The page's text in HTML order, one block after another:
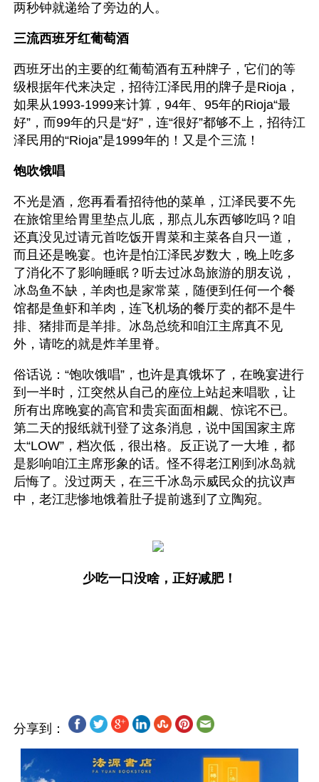
两秒钟就递给了旁边的人。
三流西班牙红葡萄酒
西班牙出的主要的红葡萄酒有五种牌子，它们的等
级根据年代来决定，招待江泽民用的牌子是Rioja，
如果从1993-1999来计算，94年、95年的Rioja“最
好”，而99年的只是“好”，连“很好”都够不上，招待江
泽民用的“Rioja”是1999年的！又是个三流！
饱吹饿唱
不光是酒，您再看看招待他的菜单，江泽民要不先
在旅馆里给胃里垫点儿底，那点儿东西够吃吗？咱
还真没见过请元首吃饭开胃菜和主菜各自只一道，
而且还是晚宴。也许是怕江泽民岁数大，晚上吃多
了消化不了影响睡眠？听去过冰岛旅游的朋友说，
冰岛鱼不缺，羊肉也是家常菜，随便到任何一个餐
馆都是鱼虾和羊肉，连飞机场的餐厅卖的都不是牛
排、猪排而是羊排。冰岛总统和咱江主席真不见
外，请吃的就是炸羊里脊。
俗话说：“饱吹饿唱”，也许是真饿坏了，在晚宴进行
到一半时，江突然从自己的座位上站起来唱歌，让
所有出席晚宴的高官和贵宾面面相觑、惊诧不已。
第二天的报纸就刊登了这条消息，说中国国家主席
太“LOW”，档次低，很出格。反正说了一大堆，都
是影响咱江主席形象的话。怪不得老江刚到冰岛就
后悔了。没过两天，在三千冰岛示威民众的抗议声
中，老江悲惨地饿着肚子提前逃到了立陶宛。
少吃一口没啥，正好减肥！
分享到：